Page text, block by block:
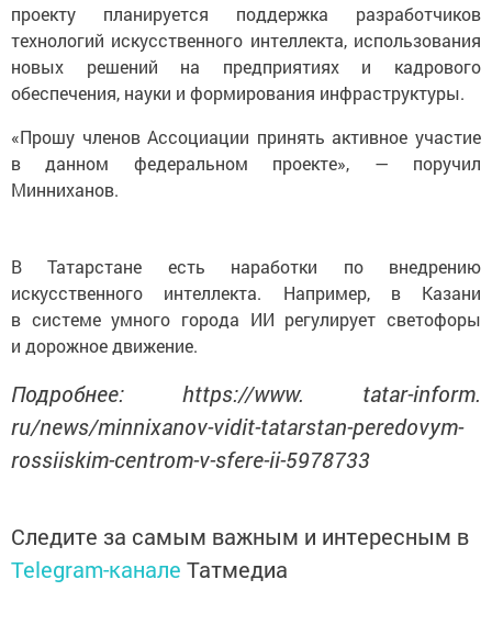
проекту планируется поддержка разработчиков
технологий искусственного интеллекта, использования
новых решений на предприятиях и кадрового
обеспечения, науки и формирования инфраструктуры.
«Прошу членов Ассоциации принять активное участие
в данном федеральном проекте», — поручил
Минниханов.
В Татарстане есть наработки по внедрению
искусственного интеллекта. Например, в Казани
в системе умного города ИИ регулирует светофоры
и дорожное движение.
Подробнее: https://www. tatar-inform.
ru/news/minnixanov-vidit-tatarstan-peredovym-
rossiiskim-centrom-v-sfere-ii-5978733
Следите за самым важным и интересным в
Telegram-канале Татмедиа